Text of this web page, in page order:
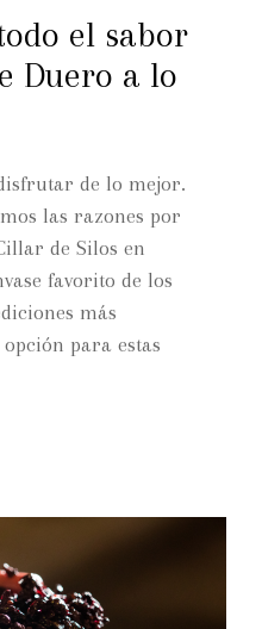
el sabor
Duero a lo
de lo mejor.
las razones por
de Silos en
favorito de los
más
para estas